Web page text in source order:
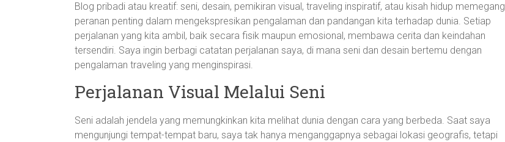
Blog pribadi atau kreatif: seni, desain, pemikiran visual, traveling inspiratif, atau kisah hidup memegang
peranan penting dalam mengekspresikan pengalaman dan pandangan kita terhadap dunia. Setiap
perjalanan yang kita ambil, baik secara fisik maupun emosional, membawa cerita dan keindahan
tersendiri. Saya ingin berbagi catatan perjalanan saya, di mana seni dan desain bertemu dengan
pengalaman traveling yang menginspirasi.
Perjalanan Visual Melalui Seni
Seni adalah jendela yang memungkinkan kita melihat dunia dengan cara yang berbeda. Saat saya
mengunjungi tempat-tempat baru, saya tak hanya menganggapnya sebagai lokasi geografis, tetapi